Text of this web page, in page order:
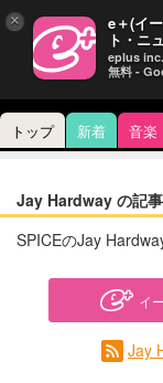
トップ 新着 音楽
Jay Hardway の記事
SPICEのJay
イ
Jay
× e＋(イ
ト・ニ
eplus inc.
無料 -